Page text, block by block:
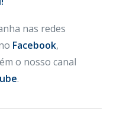
nas redes
Facebook,
o nosso canal
.